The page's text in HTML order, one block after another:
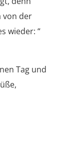
von der
wieder: “
Tag und